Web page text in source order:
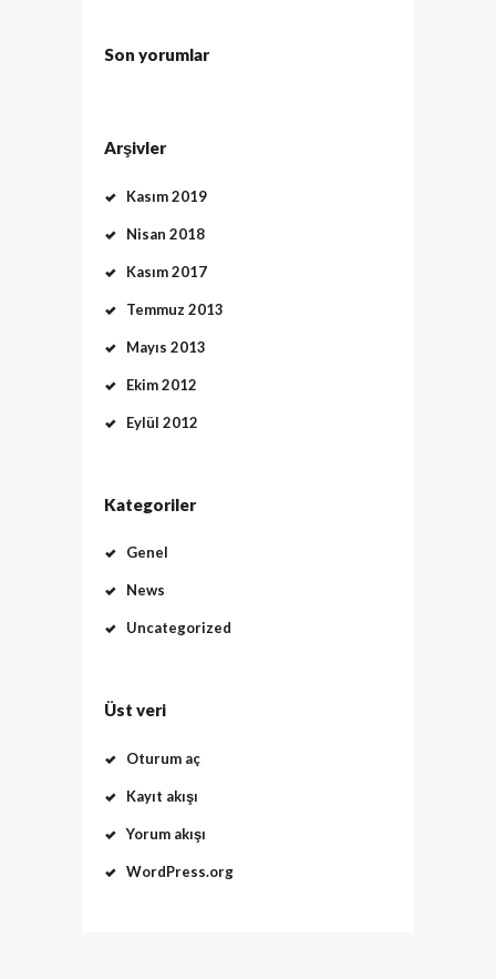
Son yorumlar
Arşivler
Kasım 2019
Nisan 2018
Kasım 2017
Temmuz 2013
Mayıs 2013
Ekim 2012
Eylül 2012
Kategoriler
Genel
News
Uncategorized
Üst veri
Oturum aç
Kayıt akışı
Yorum akışı
WordPress.org